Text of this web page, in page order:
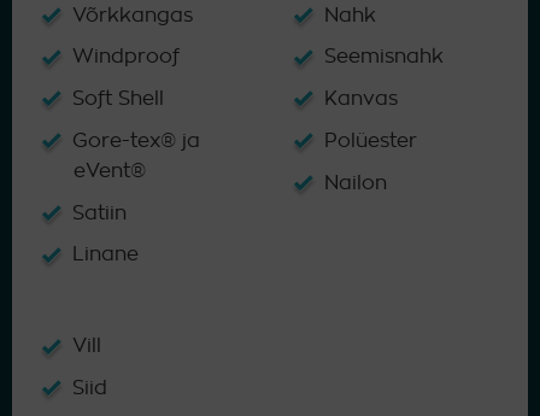
Võrkkangas
Windproof
Soft Shell
Gore-tex® ja
eVent®
Satiin
Linane
Nahk
Seemisnahk
Kanvas
Polüester
Nailon
Vill
Siid